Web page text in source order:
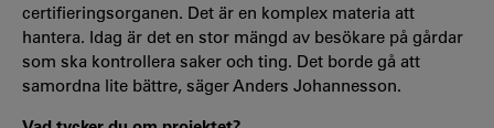
certifieringsorganen. Det är en komplex materia att
hantera. Idag är det en stor mängd av besökare på gårdar
som ska kontrollera saker och ting. Det borde gå att
samordna lite bättre, säger Anders Johannesson.